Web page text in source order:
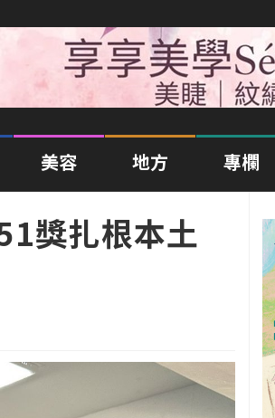
美容 地方 專欄
獎扎根本土